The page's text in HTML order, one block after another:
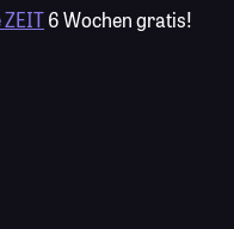
6 Wochen gratis!